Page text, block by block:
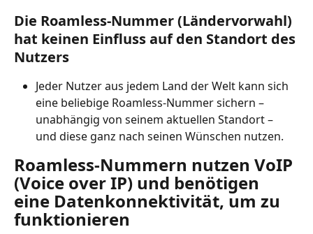
Die Roamless-Nummer (Ländervorwahl)
hat keinen Einfluss auf den Standort des
Nutzers
Jeder Nutzer aus jedem Land der Welt kann sich
eine beliebige Roamless-Nummer sichern –
unabhängig von seinem aktuellen Standort –
und diese ganz nach seinen Wünschen nutzen.
Roamless-Nummern nutzen VoIP
(Voice over IP) und benötigen
eine Datenkonnektivität, um zu
funktionieren